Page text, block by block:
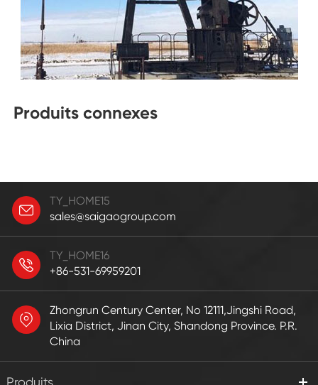
Produits connexes
TY_HOME15
sales@saigaogroup.com
TY_HOME16
+86-531-69959201
Zhongrun Century Center, No 12111,Jingshi Road,
Lixia District, Jinan City, Shandong Province. P.R.
China
Produits